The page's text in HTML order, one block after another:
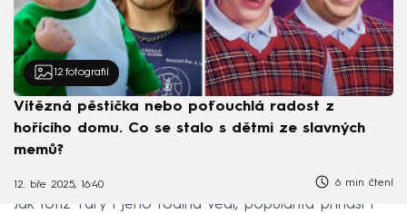
12 fotografií
Vítězná pěstička nebo poťouchlá radost z
hořícího domu. Co se stalo s dětmi ze slavných
memů?
12. bře 2025, 16:40 6 min čtení
Jak totiž Tary i jeho rodina vědí, popularita přináší i